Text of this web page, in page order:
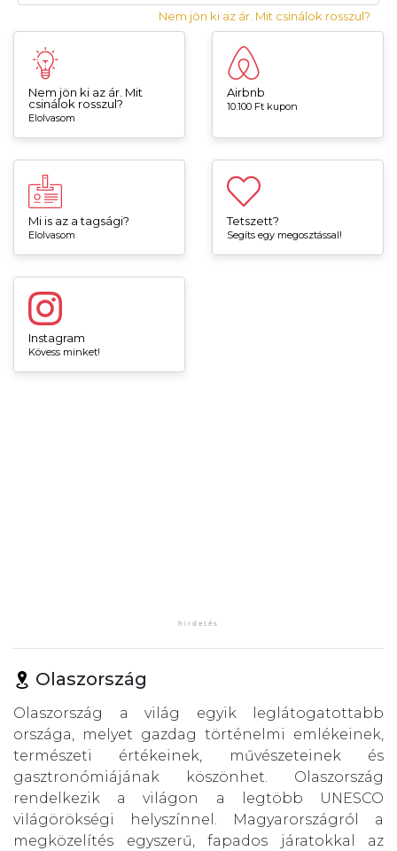
Nem jön ki az ár. Mit csinálok rosszul?
Nem jön ki az ár. Mit
csinálok rosszul?
Elolvasom
Airbnb
10.100 Ft kupon
Mi is az a tagsági?
Elolvasom
Tetszett?
Segíts egy megosztással!
Instagram
Kövess minket!
Olaszország
Olaszország a világ egyik leglátogatottabb
országa, melyet gazdag történelmi emlékeinek,
természeti értékeinek, művészeteinek és
gasztronómiájának köszönhet. Olaszország
rendelkezik a világon a legtöbb UNESCO
világörökségi helyszínnel. Magyarországról a
megközelítés egyszerű, fapados járatokkal az